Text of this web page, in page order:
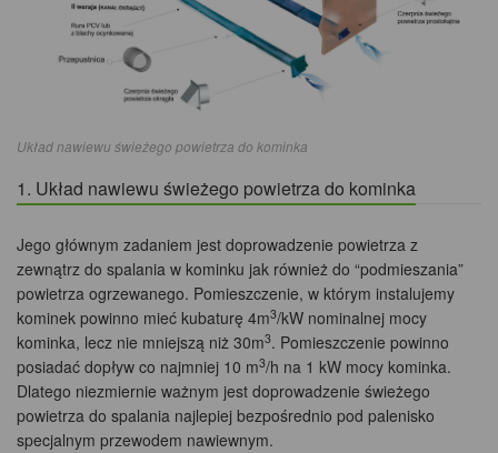
Układ nawiewu świeżego powietrza do kominka
1. Układ nawiewu świeżego powietrza do kominka
Jego głównym zadaniem jest doprowadzenie powietrza z
zewnątrz do spalania w kominku jak również do “podmieszania”
powietrza ogrzewanego. Pomieszczenie, w którym instalujemy
kominek powinno mieć kubaturę 4m3/kW nominalnej mocy
kominka, lecz nie mniejszą niż 30m3. Pomieszczenie powinno
posiadać dopływ co najmniej 10 m3/h na 1 kW mocy kominka.
Dlatego niezmiernie ważnym jest doprowadzenie świeżego
powietrza do spalania najlepiej bezpośrednio pod palenisko
specjalnym przewodem nawiewnym.